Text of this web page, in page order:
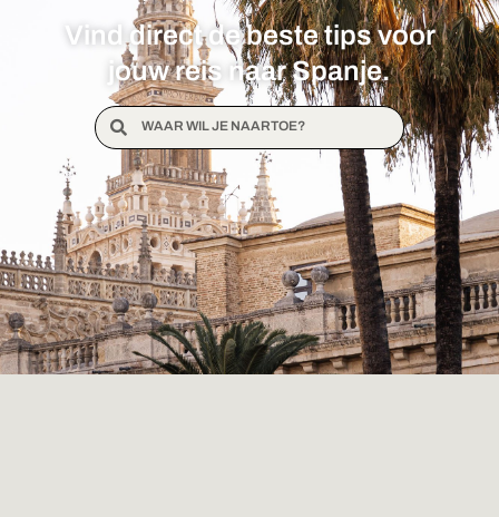
Vind direct de beste tips voor
jouw reis naar Spanje.